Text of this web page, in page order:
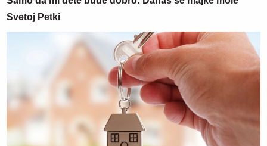
Svetoj Petki